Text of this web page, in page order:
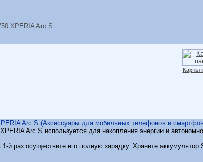
Карты
Arc S (Аксессуары для мобильных телефонов и
Arc S используется для накопления энергии и
й раз осуществите его полную зарядку. Храните